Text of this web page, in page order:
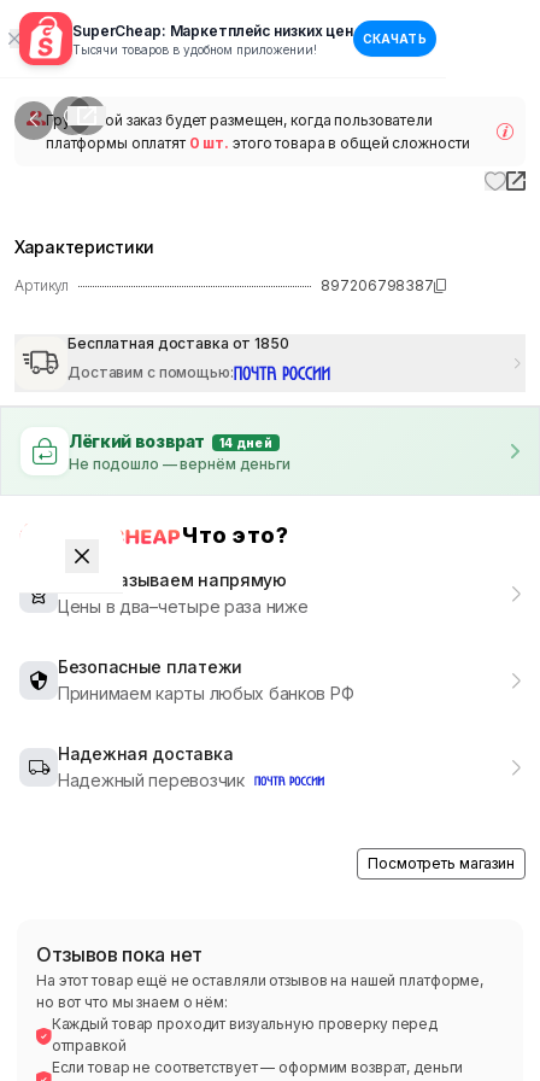
SuperCheap: Маркетплейс низких цен
Тысячи товаров в удобном приложении!
СКАЧАТЬ
1/
Групповой заказ будет размещен, когда пользователи
платформы оплатят 0 шт. этого товара в общей сложности
Характеристики
Артикул 897206798387
Бесплатная доставка от 1850
Доставим с помощью:
Лёгкий возврат 14 дней
Не подошло — вернём деньги
Что это?
Мы заказываем напрямую
Цены в два–четыре раза ниже
Безопасные платежи
Принимаем карты любых банков РФ
Надежная доставка
Надежный перевозчик
Посмотреть магазин
Отзывов пока нет
На этот товар ещё не оставляли отзывов на нашей платформе,
но вот что мы знаем о нём:
Каждый товар проходит визуальную проверку перед
отправкой
Если товар не соответствует — оформим возврат, деньги